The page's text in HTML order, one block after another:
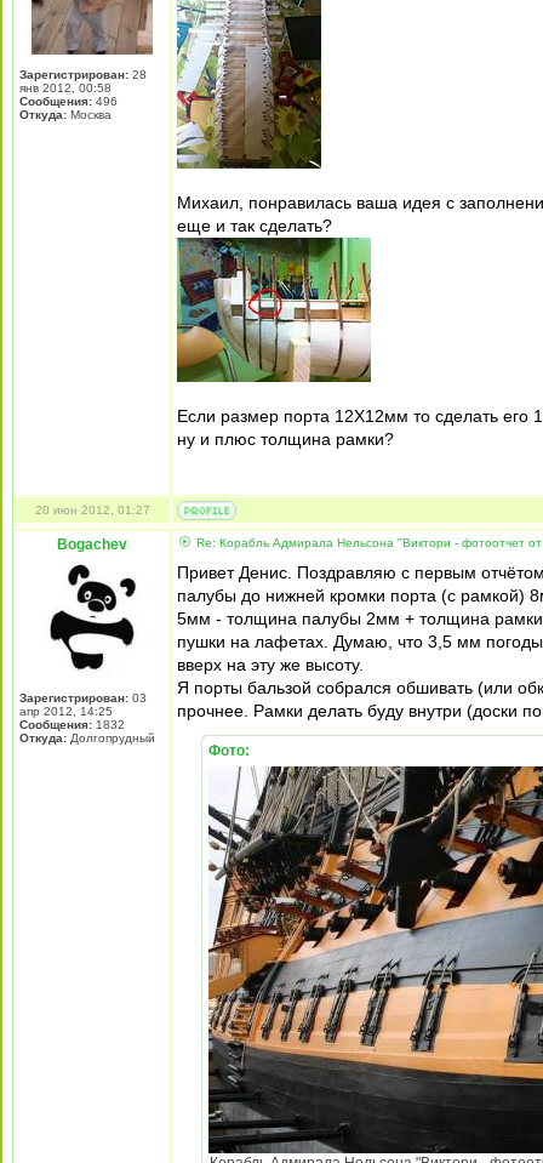
Зарегистрирован: 28
янв 2012, 00:58
Сообщения: 496
Откуда: Москва
Михаил, понравилась ваша идея с
еще и так сделать?
Если размер порта 12Х12мм то сделать
ну и плюс толщина рамки?
20 июн 2012, 01:27
Bogachev
Зарегистрирован: 03
апр 2012, 14:25
Сообщения: 1832
Откуда: Долгопрудный
Re: Корабль Адмирала Нельсона "Виктори - фотоотчет от
Привет Денис. Поздравляю с первым
палубы до нижней кромки порта (с рамкой)
5мм - толщина палубы 2мм + толщина рамки
пушки на лафетах. Думаю, что 3,5 мм погоды
вверх на эту же высоту.
Я порты бальзой собрался обшивать (или
прочнее. Рамки делать буду внутри (доски
Фото: